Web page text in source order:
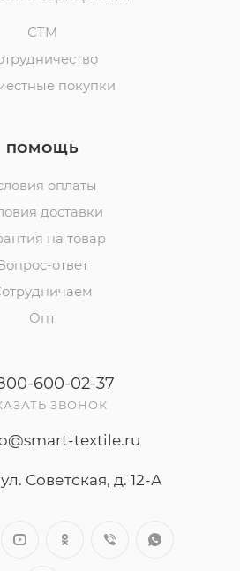
СТМ
покупки
ПОМОЩЬ
оплаты
доставки
на товар
ответ
Опт
600-02-37
ЗВОНОК
textile.ru
Советская, д. 12-А